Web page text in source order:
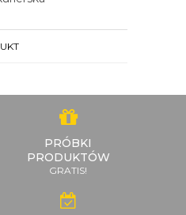
PRÓBKI
PRODUKTÓW
GRATIS!